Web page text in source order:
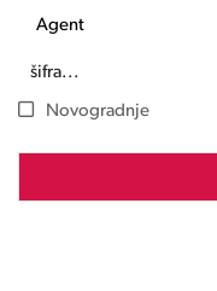
Agent
Novogradnje